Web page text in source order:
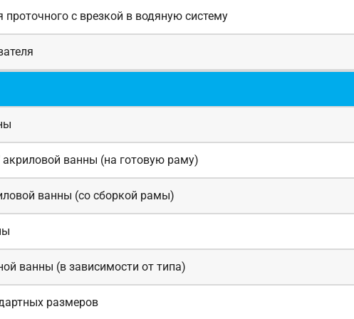
с врезкой в водяную систему
акриловой ванны (на готовую раму)
ванны (со сборкой рамы)
ванны (в зависимости от типа)
размеров